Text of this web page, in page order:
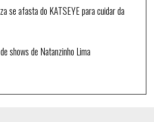
se afasta do KATSEYE para cuidar da
shows de Natanzinho Lima